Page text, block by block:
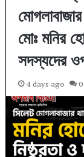
মোঃ মনির
সদস্যদের
4 days ago 0